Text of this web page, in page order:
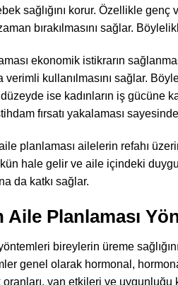
sağlığını korur. Özellikle genç
bırakılmasını sağlar.
ekonomik istikrarın
verimli kullanılmasını sağlar.
ise kadınların iş gücüne
fırsatı yakalaması
aile planlaması ailelerin refahı
hale gelir ve aile içindeki
da katkı sağlar.
Aile Planlaması
bireylerin üreme
genel olarak hormonal,
yan etkileri ve uygunluğu